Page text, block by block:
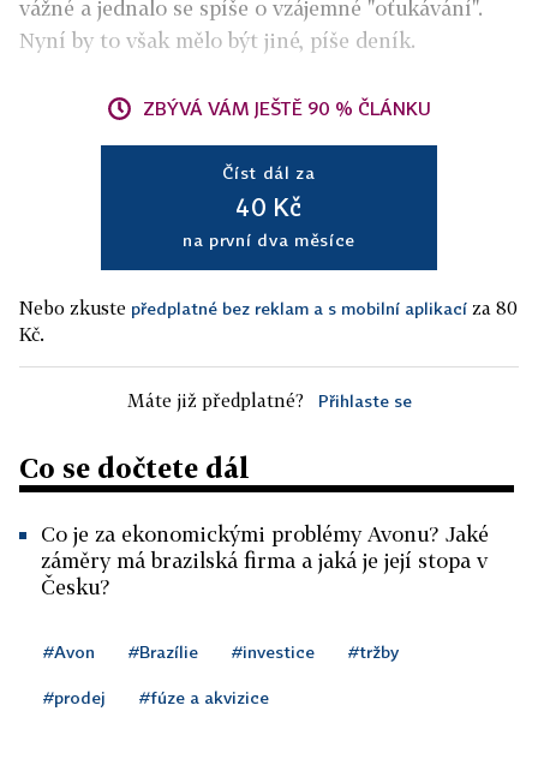
vážné a jednalo se spíše o vzájemné "oťukávání".
Nyní by to však mělo být jiné, píše deník.
ZBÝVÁ VÁM JEŠTĚ 90 % ČLÁNKU
Číst dál za
40 Kč
na první dva měsíce
Nebo zkuste předplatné bez reklam a s mobilní aplikací za 80
Kč.
Máte již předplatné? Přihlaste se
Co se dočtete dál
Co je za ekonomickými problémy Avonu? Jaké
záměry má brazilská firma a jaká je její stopa v
Česku?
#Avon #Brazílie #investice #tržby
#prodej #fúze a akvizice